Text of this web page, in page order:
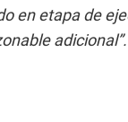
en etapa de
adicional”.